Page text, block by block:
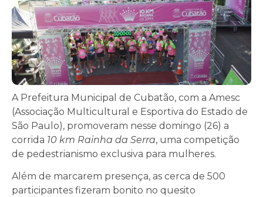
A Prefeitura Municipal de Cubatão, com a Amesc
(Associação Multicultural e Esportiva do Estado de
São Paulo), promoveram nesse domingo (26) a
corrida 10 km Rainha da Serra, uma competição
de pedestrianismo exclusiva para mulheres.
Além de marcarem presença, as cerca de 500
participantes fizeram bonito no quesito